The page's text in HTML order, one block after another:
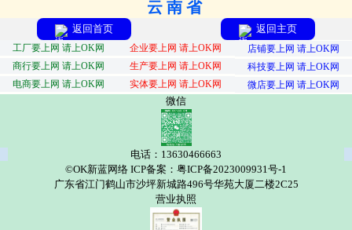
云南省
返回首页 返回主页
工厂要上网 请上OK网 企业要上网 请上OK网
店铺要上网 请上OK网
商行要上网 请上OK网
生产要上网 请上OK网
科技要上网 请上OK网
电商要上网 请上OK网
实体要上网 请上OK网 微店要上网 请上OK网
微信
电话：13630466663
©OK新蓝网络 ICP备案：粤ICP备2023009931号-1
广东省江门鹤山市沙坪新城路496号华苑大厦二楼2C25
营业执照